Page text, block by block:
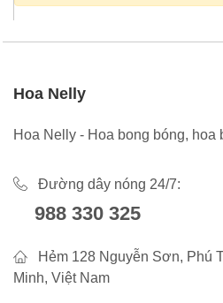
Hoa Nelly
Hoa Nelly - Hoa bong bóng, hoa
Đường dây nóng 24/7:
988 330 325
Hẻm 128 Nguyễn Sơn, Phú
Minh, Việt Nam